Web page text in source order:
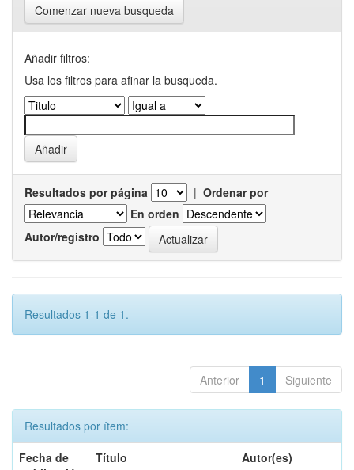
Comenzar nueva busqueda
Añadir filtros:
Usa los filtros para afinar la busqueda.
Resultados por página | Ordenar por
En orden
Autor/registro
Resultados 1-1 de 1.
Anterior 1 Siguiente
Resultados por ítem:
Fecha de
Título Autor(es)